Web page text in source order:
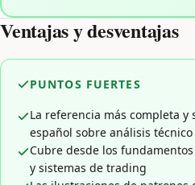
Ventajas y desventajas
PUNTOS FUERTES
La referencia más completa
español sobre análisis técnico
Cubre desde los
y sistemas de trading